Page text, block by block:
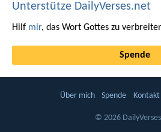
Unterstütze DailyVerses.net
Hilf mir, das Wort Gottes zu
Spende
Über mich Spende Kontakt
© 2026